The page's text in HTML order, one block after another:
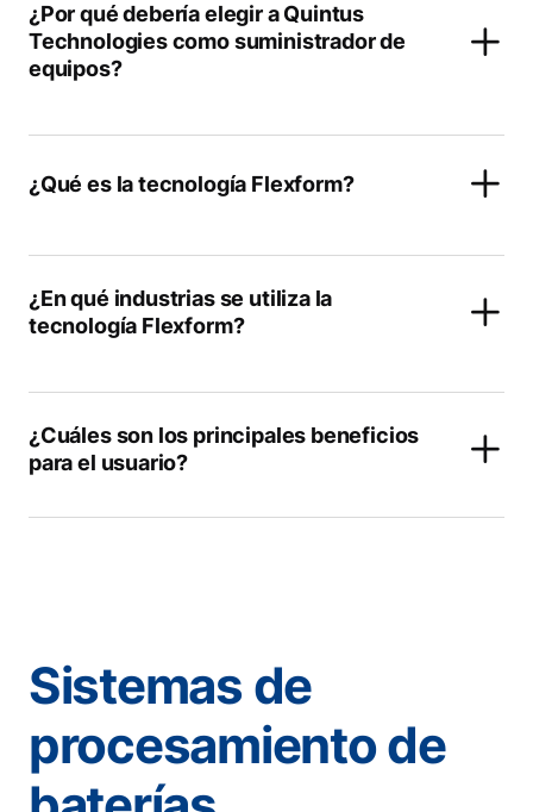
¿Por qué debería elegir a Quintus
Technologies como suministrador de
equipos?
¿Qué es la tecnología Flexform?
¿En qué industrias se utiliza la
tecnología Flexform?
¿Cuáles son los principales beneficios
para el usuario?
Sistemas de
procesamiento de